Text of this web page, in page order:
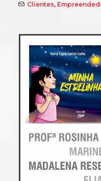
Clientes,